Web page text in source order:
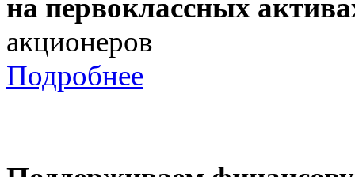
на первоклассных
акционеров
Подробнее